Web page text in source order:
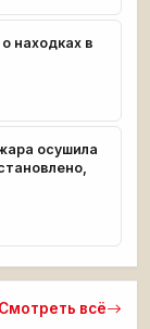
находках в
осушила
Смотреть всё